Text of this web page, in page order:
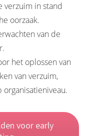
verzuim in stand
oorzaak.
van de
het oplossen van
van verzuim,
voor early